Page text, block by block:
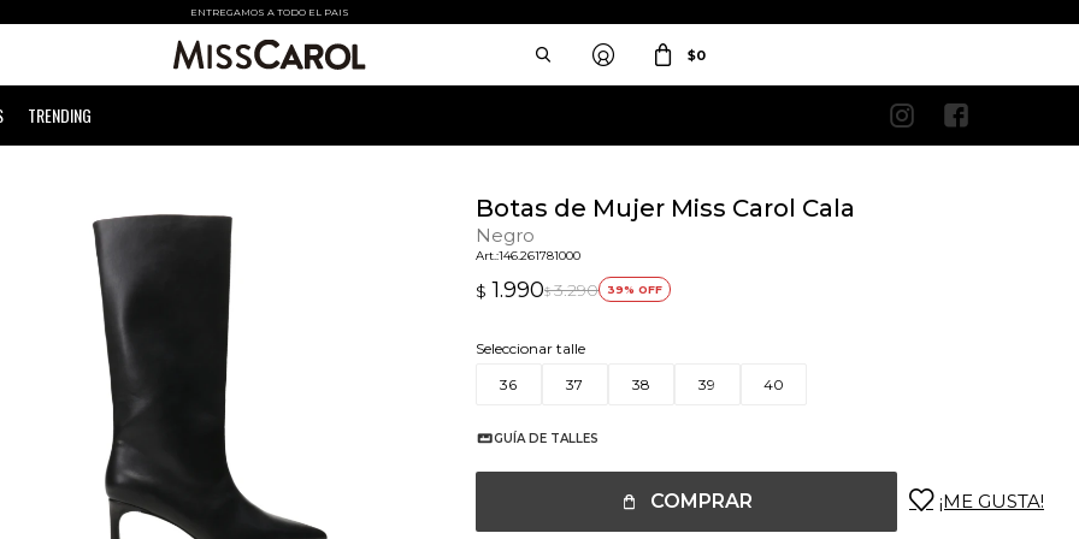
ENTREGAMOS A TODO EL PAIS
TRENDING
$0
 
Botas de Mujer Miss Carol Cala
Negro
146.261781000
$ 1.990$ 3.290 39
Seleccionar talle
36
37 38 39 40
GUÍA DE TALLES
COMPRAR